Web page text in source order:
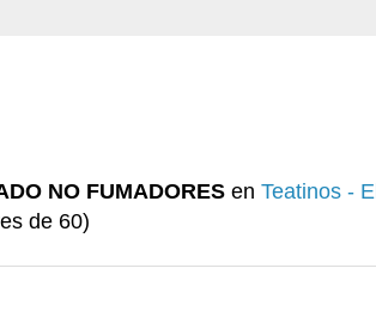
NO FUMADORES en Teatinos - El
de 60)